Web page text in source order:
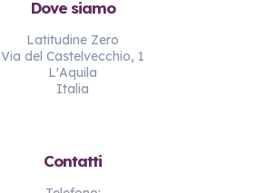
Dove siamo
Latitudine Zero
Via del Castelvecchio, 1
L'Aquila
Italia
Contatti